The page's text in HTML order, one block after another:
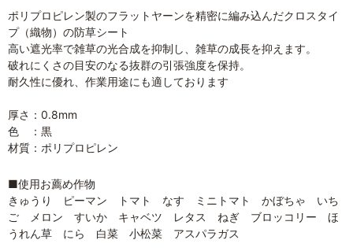
ポリプロピレン製のフラットヤーンを精密に編み込んだクロスタイ
プ（織物）の防草シート
高い遮光率で雑草の光合成を抑制し、雑草の成長を抑えます。
破れにくさの目安のなる抜群の引張強度を保持。
耐久性に優れ、作業用途にも適しております
厚さ：0.8mm
色 ：黒
材質：ポリプロピレン
■使用お薦め作物
きゅうり ピーマン トマト なす ミニトマト かぼちゃ いち
ご メロン すいか キャベツ レタス ねぎ ブロッコリー ほ
うれん草 にら 白菜 小松菜 アスパラガス